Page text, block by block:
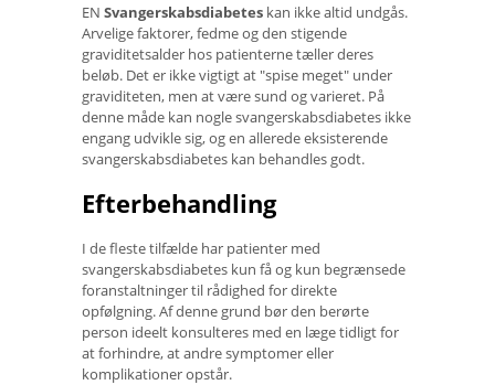
EN Svangerskabsdiabetes kan ikke altid undgås.
Arvelige faktorer, fedme og den stigende
graviditetsalder hos patienterne tæller deres
beløb. Det er ikke vigtigt at "spise meget" under
graviditeten, men at være sund og varieret. På
denne måde kan nogle svangerskabsdiabetes ikke
engang udvikle sig, og en allerede eksisterende
svangerskabsdiabetes kan behandles godt.
Efterbehandling
I de fleste tilfælde har patienter med
svangerskabsdiabetes kun få og kun begrænsede
foranstaltninger til rådighed for direkte
opfølgning. Af denne grund bør den berørte
person ideelt konsulteres med en læge tidligt for
at forhindre, at andre symptomer eller
komplikationer opstår.